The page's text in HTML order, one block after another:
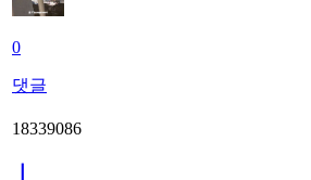
0
댓글
18339086